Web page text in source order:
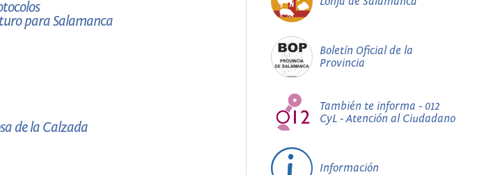
para Salamanca
de la Calzada
Boletín Oficial de la
Provincia
También te informa - 012
CyL - Atención al Ciudadano
Información